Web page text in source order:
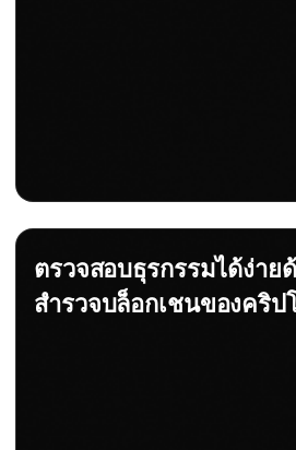
ตรวจสอบธุรกรรมได้ง่าย
สำรวจบล็อกเชนของคริป